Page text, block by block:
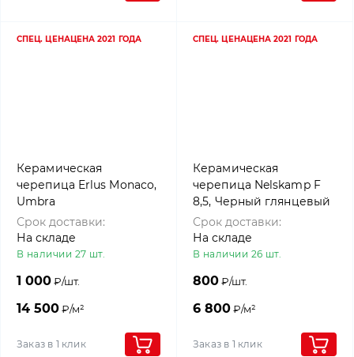
СПЕЦ. ЦЕНАЦЕНА 2021 ГОДА
Керамическая
черепица Erlus Monaco,
Umbra
Срок доставки:
На складе
В наличии 27 шт.
1 000₽/шт.
14 500₽/м²
Заказ в 1 клик
СПЕЦ. ЦЕНАЦЕНА 2021 ГОДА
Керамическая
черепица Nelskamp F
8,5, Черный глянцевый
Срок доставки:
На складе
В наличии 26 шт.
800₽/шт.
6 800₽/м²
Заказ в 1 клик